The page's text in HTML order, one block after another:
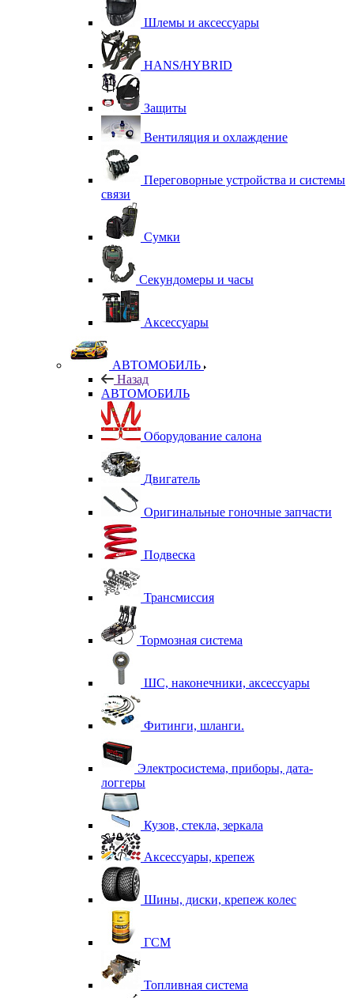
Шлемы и аксессуары
HANS/HYBRID
Защиты
Вентиляция и охлаждение
Переговорные устройства и системы
связи
Сумки
Секундомеры и часы
Аксессуары
АВТОМОБИЛЬ
Назад
АВТОМОБИЛЬ
Оборудование салона
Двигатель
Оригинальные гоночные запчасти
Подвеска
Трансмиссия
Тормозная система
ШС, наконечники, аксессуары
Фитинги, шланги.
Электросистема, приборы, дата-
логгеры
Кузов, стекла, зеркала
Аксессуары, крепеж
Шины, диски, крепеж колес
ГСМ
Топливная система